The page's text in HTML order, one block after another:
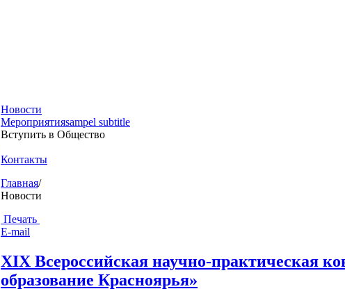
Новости
Мероприятияsampel subtitle
Вступить в Общество
Контакты
Главная/
Новости
Печать
E-mail
XIX Всероссийская научно-практическая
образование Красноярья»